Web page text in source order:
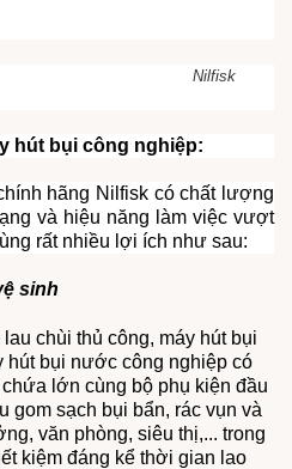
Nilfisk
hút bụi công nghiệp:
hãng Nilfisk có chất lượng
và hiệu năng làm việc vượt
rất nhiều lợi ích như sau:
sinh
chùi thủ công, máy hút bụi
hút bụi nước công nghiệp có
lớn cùng bộ phụ kiện đầu
gom sạch bụi bẩn, rác vụn và
văn phòng, siêu thị,... trong
kiệm đáng kể thời gian lao